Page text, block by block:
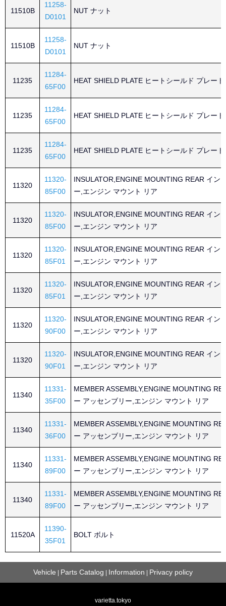
11510B
11258-
D0101
NUT ナット
11510B
11258-
D0101
NUT ナット
11235
11284-
65F00
HEAT SHIELD PLATE ヒートシールド プレート
11235
11284-
65F00
HEAT SHIELD PLATE ヒートシールド プレート
11235
11284-
65F00
HEAT SHIELD PLATE ヒートシールド プレート
11320
11320-
85F00
INSULATOR,ENGINE MOUNTING REAR イン
ー,エンジン マウント リア
11320
11320-
85F00
INSULATOR,ENGINE MOUNTING REAR イン
ー,エンジン マウント リア
11320
11320-
85F01
INSULATOR,ENGINE MOUNTING REAR イン
ー,エンジン マウント リア
11320
11320-
85F01
INSULATOR,ENGINE MOUNTING REAR イン
ー,エンジン マウント リア
11320
11320-
90F00
INSULATOR,ENGINE MOUNTING REAR イン
ー,エンジン マウント リア
11320
11320-
90F01
INSULATOR,ENGINE MOUNTING REAR イン
ー,エンジン マウント リア
11340
11331-
35F00
MEMBER ASSEMBLY,ENGINE MOUNTING
ー アッセンブリー,エンジン マウント リア
11340
11331-
36F00
MEMBER ASSEMBLY,ENGINE MOUNTING
ー アッセンブリー,エンジン マウント リア
11340
11331-
89F00
MEMBER ASSEMBLY,ENGINE MOUNTING
ー アッセンブリー,エンジン マウント リア
11340
11331-
89F00
MEMBER ASSEMBLY,ENGINE MOUNTING
ー アッセンブリー,エンジン マウント リア
11520A
11390-
35F01
BOLT ボルト
Vehicle Parts Catalog Information Privacy policy
varietta.tokyo